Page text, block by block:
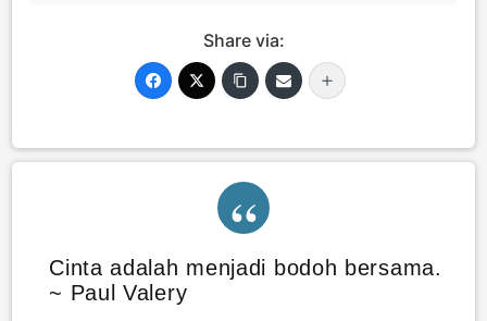
Share via:
Cinta adalah menjadi bodoh bersama.
~ Paul Valery